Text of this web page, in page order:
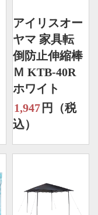
アイリスオー
ヤマ 家具転
倒防止伸縮棒
Ｍ KTB-40R
ホワイト
1,947 円（税
込）